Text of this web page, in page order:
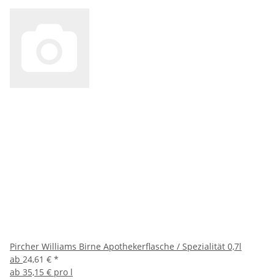
Pircher Williams Birne Apothekerflasche / Spezialität 0,7l
ab 24,61 € *
ab 35,15 € pro l